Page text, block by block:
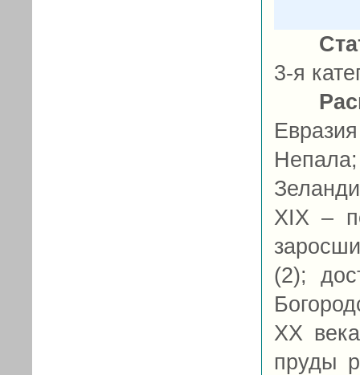
3-я
XIX –
(2);
ХХ
пруды